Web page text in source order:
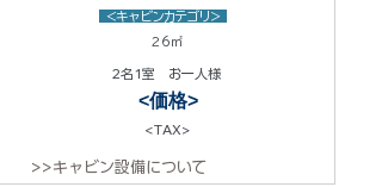
<キャビンカテゴリ>
26㎡
2名1室 お一人様
<価格>
<TAX>
>>キャビン設備について